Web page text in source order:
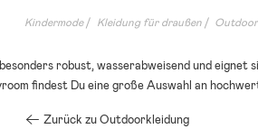
Kindermode Kleidung für draußen
robust, wasserabweisend und
findest Du eine große Auswahl an
Zurück zu Outdoorkleidung